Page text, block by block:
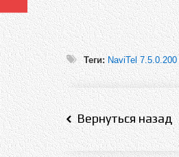
Теги:NaviTel 7.5.0.200
Вернуться назад